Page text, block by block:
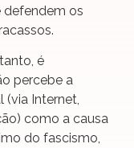
defendem os
é
percebe a
(via Internet,
como a causa
do fascismo,